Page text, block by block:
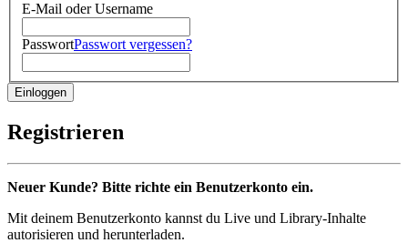
E-Mail oder Username
PasswortPasswort vergessen?
Registrieren
Neuer Kunde? Bitte richte ein Benutzerkonto ein.
Mit deinem Benutzerkonto kannst du Live und Library-Inhalte
autorisieren und herunterladen.